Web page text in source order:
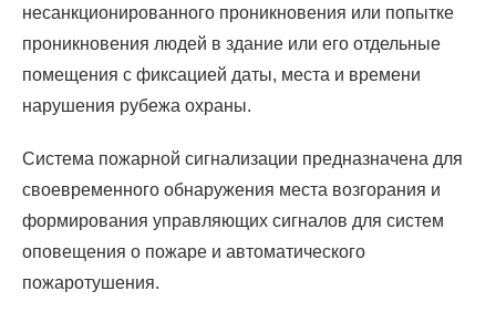
несанкционированного проникновения или попытке
проникновения людей в здание или его отдельные
помещения с фиксацией даты, места и времени
нарушения рубежа охраны.
Система пожарной сигнализации предназначена для
своевременного обнаружения места возгорания и
формирования управляющих сигналов для систем
оповещения о пожаре и автоматического
пожаротушения.